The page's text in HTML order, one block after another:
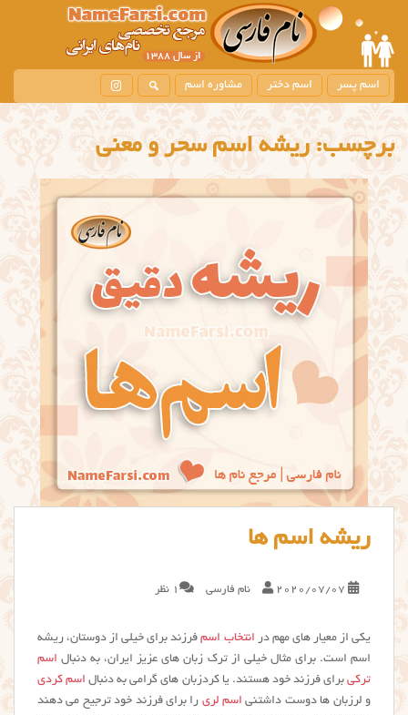
m
i
c
n
t
اسم پسر اسم دختر مشاوره اسم
برچسب:ریشه اسم سحر و معنی
ریشه اسم ها
2020/07/07 نام فارسی 1 نظر
یکی از معیار های مهم در انتخاب اسمفرزند برای خیلی از دوستان، ریشه
اسم است. برای مثال خیلی از ترک زبان های عزیز ایران، به دنبال اسم
ترکیبرای فرزند خود هستند. یا کردزبان های گرامی به دنبال اسم کردی
و لرزبان ها دوست داشتنی اسم لری را برای فرزند خود ترجیح می دهند